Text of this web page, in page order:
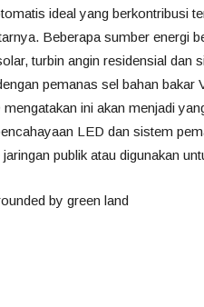
ideal yang berkontribusi
Beberapa sumber energi
turbin angin residensial dan
pemanas sel bahan bakar
ini akan menjadi
LED dan sistem
publik atau digunakan